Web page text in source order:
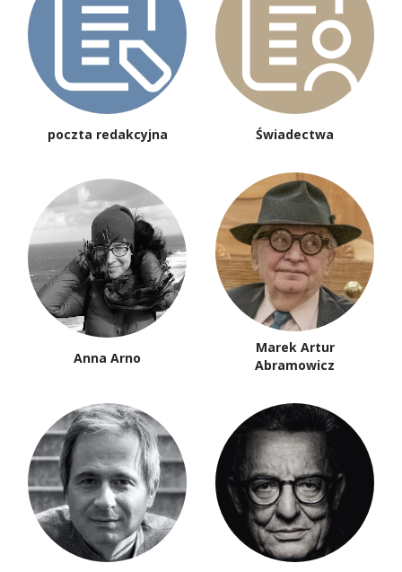
poczta redakcyjna Świadectwa
Anna Arno
Marek Artur
Abramowicz